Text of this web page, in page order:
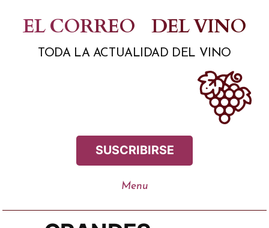
contenido
EL CORREO DEL VINO
TODA LA ACTUALIDAD DEL VINO
SUSCRIBIRSE